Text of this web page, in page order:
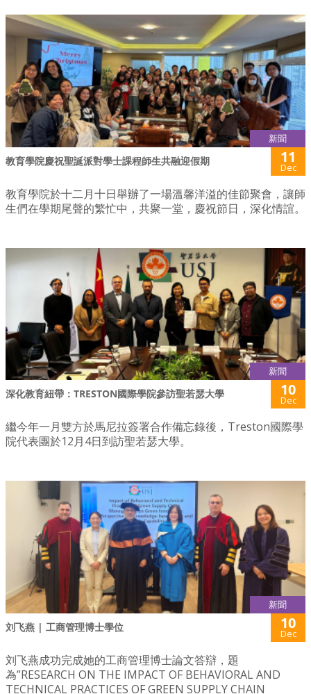
新聞
教育學院慶祝聖誕派對學士課程師生共融迎假期 11
Dec
教育學院於十二月十日舉辦了一場溫馨洋溢的佳節聚會，讓師
生們在學期尾聲的繁忙中，共聚一堂，慶祝節日，深化情誼。
新聞
深化教育紐帶：TRESTON國際學院參訪聖若瑟大學 10
Dec
繼今年一月雙方於馬尼拉簽署合作備忘錄後，Treston國際學
院代表團於12月4日到訪聖若瑟大學。
新聞
刘飞燕 | 工商管理博士學位 10
Dec
刘飞燕成功完成她的工商管理博士論文答辯，題
為”RESEARCH ON THE IMPACT OF BEHAVIORAL AND
TECHNICAL PRACTICES OF GREEN SUPPLY CHAIN